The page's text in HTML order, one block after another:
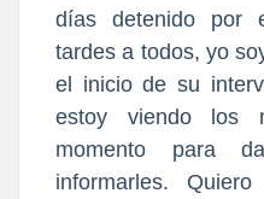
días detenido por
tardes a todos, yo
el inicio de su
estoy viendo los
momento para
informarles.